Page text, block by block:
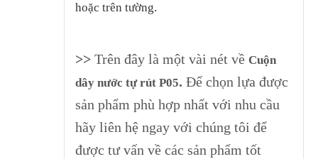
hoặc trên tường.
>>Trên đây là một vài nét về Cuộn
dây nước tự rút P05. Để chọn lựa được
sản phẩm phù hợp nhất với nhu cầu
hãy liên hệ ngay với chúng tôi để
được tư vấn về các sản phẩm tốt